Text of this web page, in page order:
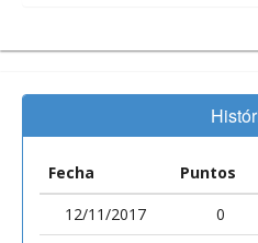
Fecha Puntos
12/11/2017
0